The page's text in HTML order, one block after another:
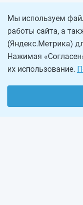
Мы используем
работы сайта, а
(Яндекс.Метрика)
Нажимая
их использование.